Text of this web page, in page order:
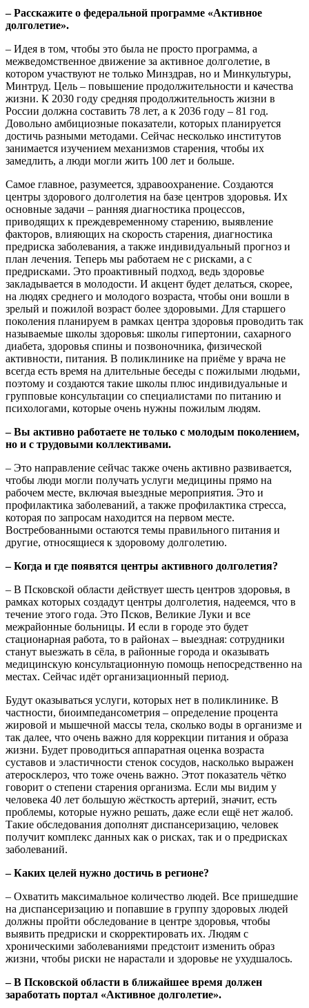
– Расскажите о федеральной программе «Активное
долголетие».
– Идея в том, чтобы это была не просто программа, а
межведомственное движение за активное долголетие, в
котором участвуют не только Минздрав, но и Минкультуры,
Минтруд. Цель – повышение продолжительности и качества
жизни. К 2030 году средняя продолжительность жизни в
России должна составить 78 лет, а к 2036 году – 81 год.
Довольно амбициозные показатели, которых планируется
достичь разными методами. Сейчас несколько институтов
занимается изучением механизмов старения, чтобы их
замедлить, а люди могли жить 100 лет и больше.
Самое главное, разумеется, здравоохранение. Создаются
центры здорового долголетия на базе центров здоровья. Их
основные задачи – ранняя диагностика процессов,
приводящих к преждевременному старению, выявление
факторов, влияющих на скорость старения, диагностика
предриска заболевания, а также индивидуальный прогноз и
план лечения. Теперь мы работаем не с рисками, а с
предрисками. Это проактивный подход, ведь здоровье
закладывается в молодости. И акцент будет делаться, скорее,
на людях среднего и молодого возраста, чтобы они вошли в
зрелый и пожилой возраст более здоровыми. Для старшего
поколения планируем в рамках центра здоровья проводить так
называемые школы здоровья: школы гипертонии, сахарного
диабета, здоровья спины и позвоночника, физической
активности, питания. В поликлинике на приёме у врача не
всегда есть время на длительные беседы с пожилыми людьми,
поэтому и создаются такие школы плюс индивидуальные и
групповые консультации со специалистами по питанию и
психологами, которые очень нужны пожилым людям.
– Вы активно работаете не только с молодым поколением,
но и с трудовыми коллективами.
– Это направление сейчас также очень активно развивается,
чтобы люди могли получать услуги медицины прямо на
рабочем месте, включая выездные мероприятия. Это и
профилактика заболеваний, а также профилактика стресса,
которая по запросам находится на первом месте.
Востребованными остаются темы правильного питания и
другие, относящиеся к здоровому долголетию.
– Когда и где появятся центры активного долголетия?
– В Псковской области действует шесть центров здоровья, в
рамках которых создадут центры долголетия, надеемся, что в
течение этого года. Это Псков, Великие Луки и все
межрайонные больницы. И если в городе это будет
стационарная работа, то в районах – выездная: сотрудники
станут выезжать в сёла, в районные города и оказывать
медицинскую консультационную помощь непосредственно на
местах. Сейчас идёт организационный период.
Будут оказываться услуги, которых нет в поликлинике. В
частности, биоимпедансометрия – определение процента
жировой и мышечной массы тела, сколько воды в организме и
так далее, что очень важно для коррекции питания и образа
жизни. Будет проводиться аппаратная оценка возраста
суставов и эластичности стенок сосудов, насколько выражен
атеросклероз, что тоже очень важно. Этот показатель чётко
говорит о степени старения организма. Если мы видим у
человека 40 лет большую жёсткость артерий, значит, есть
проблемы, которые нужно решать, даже если ещё нет жалоб.
Такие обследования дополнят диспансеризацию, человек
получит комплекс данных как о рисках, так и о предрисках
заболеваний.
– Каких целей нужно достичь в регионе?
– Охватить максимальное количество людей. Все пришедшие
на диспансеризацию и попавшие в группу здоровых людей
должны пройти обследование в центре здоровья, чтобы
выявить предриски и скорректировать их. Людям с
хроническими заболеваниями предстоит изменить образ
жизни, чтобы риски не нарастали и здоровье не ухудшалось.
– В Псковской области в ближайшее время должен
заработать портал «Активное долголетие».